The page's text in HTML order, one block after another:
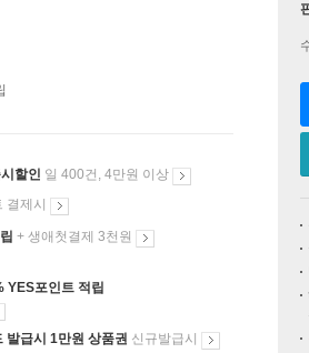
할인 일 400건, 4만원 이상
결제시
+ 생애첫결제 3천원
YES포인트 적립
발급시 1만원 상품권 신규발급시